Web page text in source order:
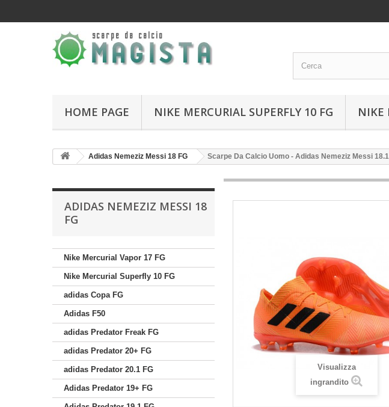
HOME PAGE NIKE MERCURIAL SUPERFLY 10 FG NIKE
Adidas Nemeziz Messi 18 FG Scarpe Da Calcio Uomo - Adidas Nemeziz Messi
ADIDAS NEMEZIZ MESSI 18
FG
Nike Mercurial Vapor 17 FG
Nike Mercurial Superfly 10 FG
adidas Copa FG
Adidas F50
adidas Predator Freak FG
adidas Predator 20+ FG
adidas Predator 20.1 FG
Adidas Predator 19+ FG
Visualizza
ingrandito